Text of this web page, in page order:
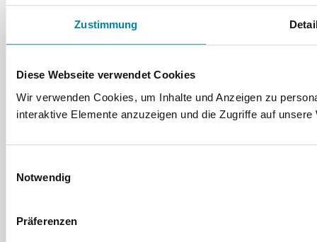
Zustimmung
Diese Webseite verwendet Cookies
Wir verwenden Cookies, um Inhalte und Anzeigen zu
interaktive Elemente anzuzeigen und die Zugriffe auf
Notwendig
Präferenzen
Evangelische Zentralstelle für
Weltanschauungsfragen
10117Berlin
www.ezw-berlin.de